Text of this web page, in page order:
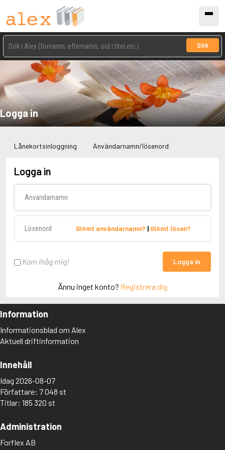
Sök
Logga in
Lånekortsinloggning Användarnamn/lösenord
Logga in
Glömt användarnamn? | Glömt lösen?
Kom ihåg mig! Logga in
Ännu inget konto? Registrera dig
Information
Informationsblad om Alex
Aktuell driftinformation
Innehåll
Idag 2026-08-07
Författare: 7 048 st
Titlar: 185 320 st
Administration
Forflex AB